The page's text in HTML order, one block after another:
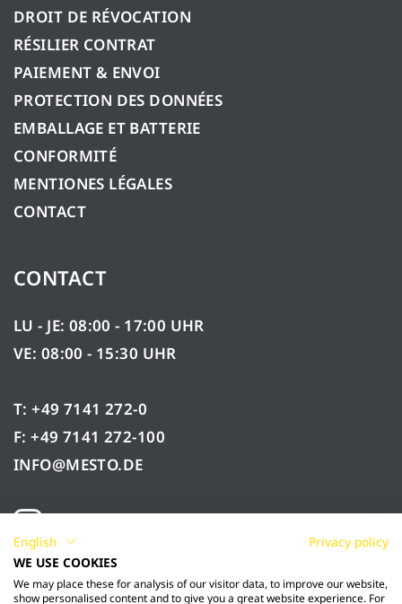
DROIT DE RÉVOCATION
RÉSILIER CONTRAT
PAIEMENT & ENVOI
PROTECTION DES DONNÉES
EMBALLAGE ET BATTERIE
CONFORMITÉ
MENTIONES LÉGALES
CONTACT
CONTACT
LU - JE: 08:00 - 17:00 UHR
VE: 08:00 - 15:30 UHR
T: +49 7141 272-0
F: +49 7141 272-100
INFO@MESTO.DE
English
Privacy policy
WE USE COOKIES
We may place these for analysis of our visitor data, to improve our website,
show personalised content and to give you a great website experience. For